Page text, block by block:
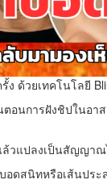
ด้วยเทคโนโลยี
อนการฝังชิปในอ
วแปลงเป็นสัญญา
ดสนิทหรือเส้นปร